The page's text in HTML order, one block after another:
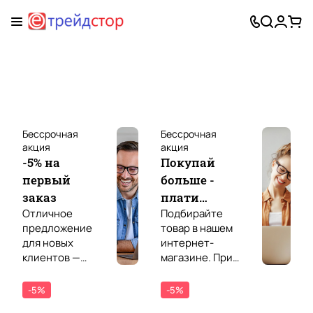
Бессрочная
акция
-5% на
первый
заказ
Отличное
предложение
для новых
клиентов —
первый заказ в
нашем
-5%
Бессрочная
акция
Покупай
больше -
плати
меньше!
Подбирайте
товар в нашем
интернет-
магазине. При
позиций
получайте
-5%